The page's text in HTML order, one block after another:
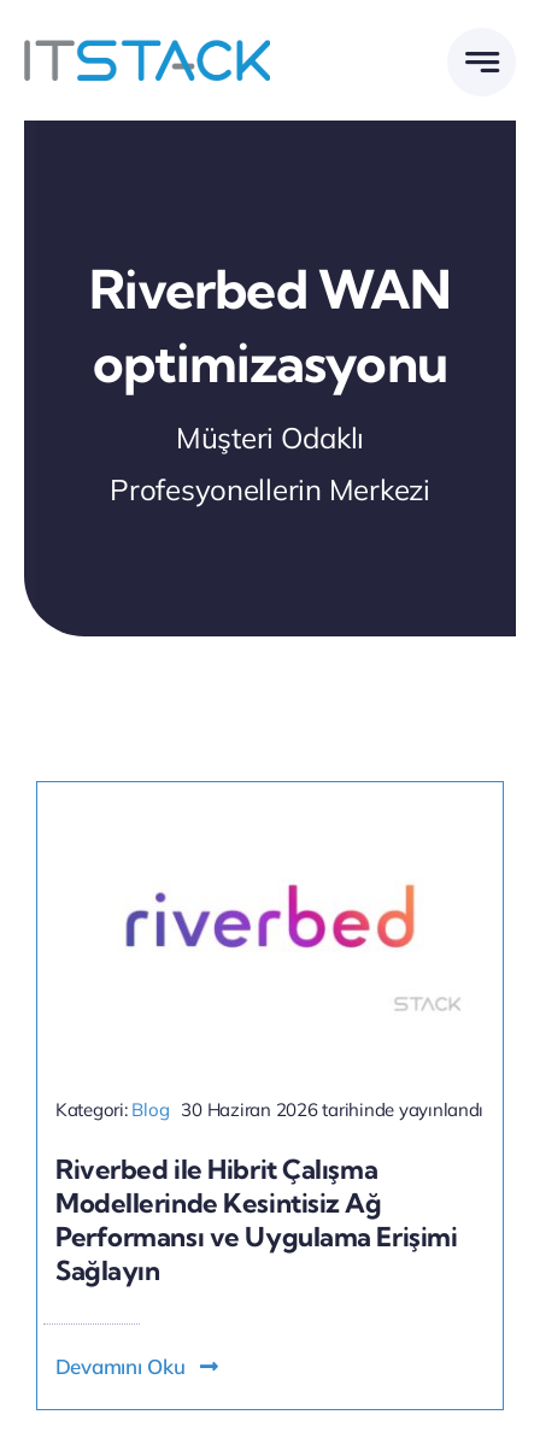
content
Riverbed WAN
optimizasyonu
Müşteri Odaklı
Profesyonellerin Merkezi
Kategori: Blog 30 Haziran 2026 tarihinde yayınlandı
Riverbed ile Hibrit Çalışma
Modellerinde Kesintisiz Ağ
Performansı ve Uygulama Erişimi
Sağlayın
Devamını Oku